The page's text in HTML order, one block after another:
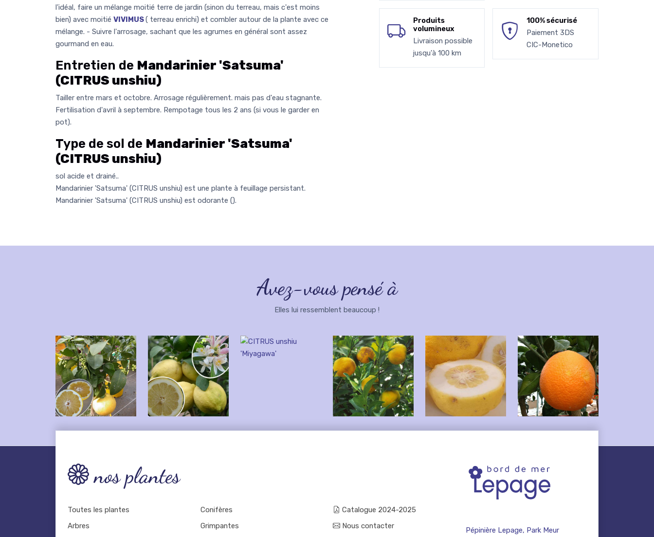
l'idéal, faire un mélange moitié terre de jardin (sinon du terreau, mais c'est moins
bien) avec moitié VIVIMUS( terreau enrichi) et combler autour de la plante avec ce
mélange. - Suivre l'arrosage, sachant que les agrumes en général sont assez
gourmand en eau.
Entretien de Mandarinier 'Satsuma'
(CITRUS unshiu)
Tailler entre mars et octobre. Arrosage régulièrement. mais pas d'eau stagnante.
Fertilisation d'avril à septembre. Rempotage tous les 2 ans (si vous le garder en
pot).
Type de sol de Mandarinier 'Satsuma'
(CITRUS unshiu)
sol acide et drainé..
Mandarinier 'Satsuma' (CITRUS unshiu) est une plante à feuillage persistant.
Mandarinier 'Satsuma' (CITRUS unshiu) est odorante ().
Produits
volumineux
Livraison possible
jusqu'à 100 km
100% sécurisé
Paiement 3DS
CIC-Monetico
Avez-vous pensé à
Elles lui ressemblent beaucoup !
nos plantes
Toutes les plantes
Arbres
Conifères
Grimpantes
Catalogue 2024-2025
Nous contacter
Pépinière Lepage, Park Meur